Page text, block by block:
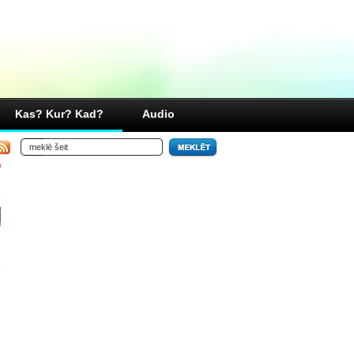
Kas? Kur? Kad? Audio